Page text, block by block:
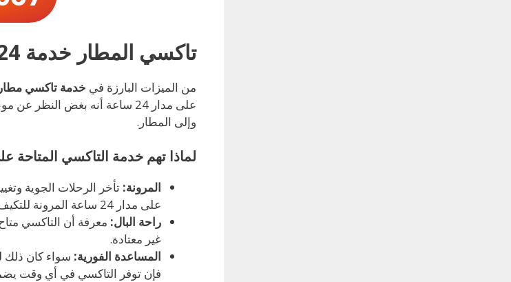
تاكسي المطار خدمة 24 ساعة: الراحة القصوى
من الميزات البارزة في خدمة تاكسي
على مدار 24 ساعة أنه بغض
وإلى المطار.
لماذا تهم خدمة التاكسي المتاحة على
المرونة: تأخر الرحلات الجوية
على مدار 24 ساعة المرونة للتكيف مع هذه التغييرات دون عناء.
راحة البال: معرفة أن التاكسي
غير معتادة.
المساعدة الفورية: سواء كان ذلك
فإن توفر التاكسي في أي وقت